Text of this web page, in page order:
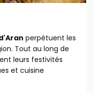
perpétuent les
Tout au long de
leurs festivités
et cuisine